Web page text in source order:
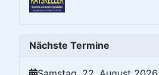
Nächste Termine